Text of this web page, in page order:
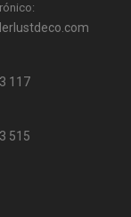
117
515